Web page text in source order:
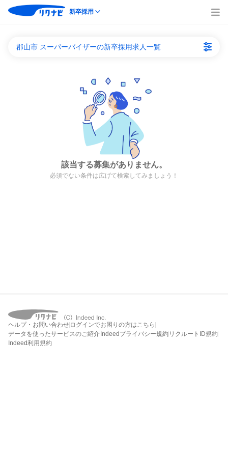
新卒採用
郡山市 スーパーバイザーの新卒採用求人一覧
該当する募集がありません。
必須でない条件は広げて検索してみましょう！
ヘルプ・お問い合わせ ログインでお困りの方はこちら
データを使ったサービスのご紹介 Indeedプライバシー規約 リクルートID規約
Indeed利用規約